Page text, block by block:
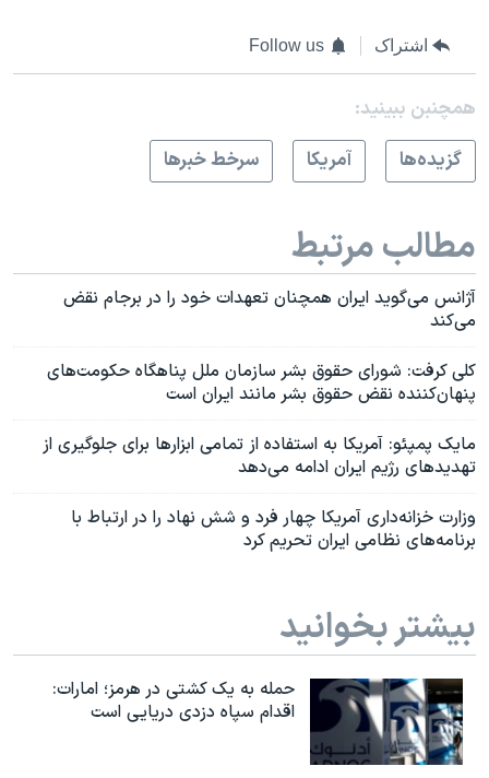
اشتراک Follow us
همچنبن ببینید:
گزيده‌ها
آمريکا سرخط خبرها
مطالب مرتبط
آژانس می‌گوید ایران همچنان تعهدات خود را در برجام نقض
می‌کند
کلی کرفت: شورای حقوق بشر سازمان ملل پناهگاه حکومت‌های
پنهان‌کننده نقض حقوق بشر مانند ایران است
مایک پمپئو: آمریکا به استفاده از تمامی ابزارها برای جلوگیری از
تهدیدهای رژیم ایران ادامه می‌دهد
وزارت خزانه‌داری آمریکا چهار فرد و شش نهاد را در ارتباط با
برنامه‌های نظامی ایران تحریم کرد
بیشتر بخوانید
حمله به یک کشتی در هرمز؛ امارات:
اقدام سپاه دزدی دریایی است